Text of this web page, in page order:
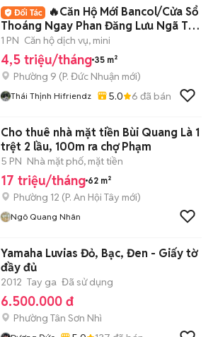
🔥Căn Hộ Mới Bancol/Cửa Sổ
Thoáng Ngay Phan Đăng Lưu Ngã Tư
Phú Nhuận
1 PN Căn hộ dịch vụ, mini
4,5 triệu/tháng 35 m²
Phường 9 (P. Đức Nhuận mới)
Thái Thịnh Hifriendz 5.0 6 đã bán
Cho thuê nhà mặt tiền Bùi Quang Là 1
trệt 2 lầu, 100m ra chợ Phạm
5 PN Nhà mặt phố, mặt tiền
17 triệu/tháng 62 m²
Phường 12 (P. An Hội Tây mới)
Ngô Quang Nhân
Yamaha Luvias Đỏ, Bạc, Đen - Giấy tờ
đầy đủ
2012 Tay ga Đã sử dụng
6.500.000 đ
Phường Tân Sơn Nhì